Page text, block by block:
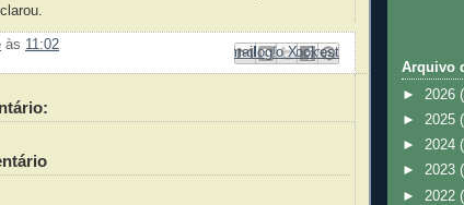
às 11:02 Enviar por e-mail
Postar no blog!
Compartilhar no X
Compartilhar no Facebook
Compartilhar com o Pinterest
Arquivo
► 2026
► 2025
► 2024
► 2023
► 2022